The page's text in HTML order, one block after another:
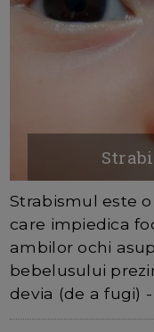
Strabismul este
care impiedica
ambilor ochi
bebelusului
devia (de a fugi)